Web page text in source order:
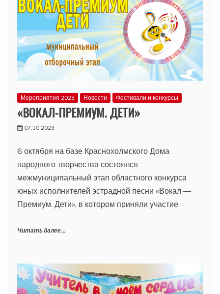
Мероприятия 2023 Новости Фестивали и конкурсы
«ВОКАЛ-ПРЕМИУМ. ДЕТИ»
07.10.2023
6 октября на базе Краснохолмского Дома
народного творчества состоялся
межмуниципальный этап областного конкурса
юных исполнителей эстрадной песни «Вокал —
Премиум. Дети», в котором приняли участие
Читать далее...